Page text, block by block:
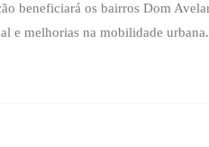
beneficiará os bairros Dom
e melhorias na mobilidade